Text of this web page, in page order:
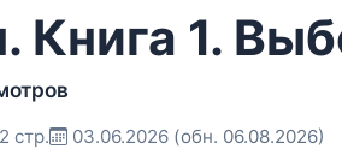
1.
стр. 03.06.2026 (обн. 06.08.2026)